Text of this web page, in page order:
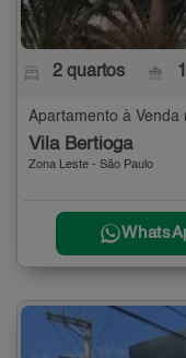
2 quartos
Apartamento à Venda
Vila Bertioga
Zona Leste - São Paulo